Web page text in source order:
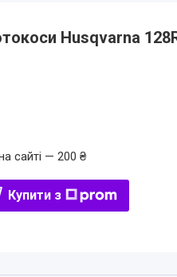
Husqvarna
сайті — 200 ₴
Купити з